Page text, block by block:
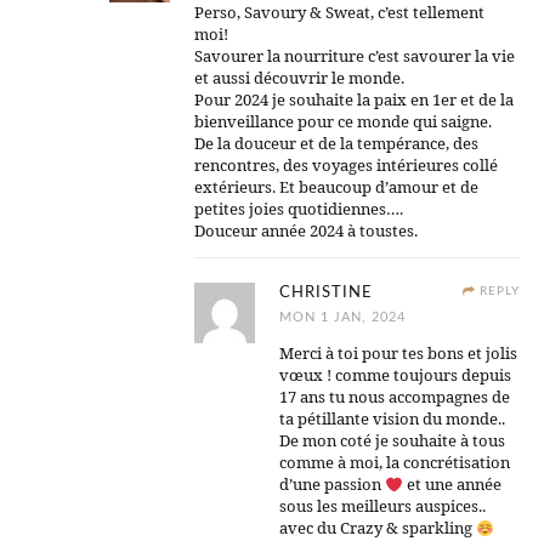
Perso, Savoury & Sweat, c’est tellement
moi!
Savourer la nourriture c’est savourer la vie
et aussi découvrir le monde.
Pour 2024 je souhaite la paix en 1er et de la
bienveillance pour ce monde qui saigne.
De la douceur et de la tempérance, des
rencontres, des voyages intérieures collé
extérieurs. Et beaucoup d’amour et de
petites joies quotidiennes….
Douceur année 2024 à toustes.
REPLY
CHRISTINE
MON 1 JAN, 2024
Merci à toi pour tes bons et jolis
vœux ! comme toujours depuis
17 ans tu nous accompagnes de
ta pétillante vision du monde..
De mon coté je souhaite à tous
comme à moi, la concrétisation
d’une passion
et une année
sous les meilleurs auspices..
avec du Crazy & sparkling